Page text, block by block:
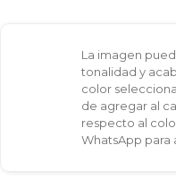
La imagen
tonalidad y
color
de agregar al
respecto al
WhatsApp para